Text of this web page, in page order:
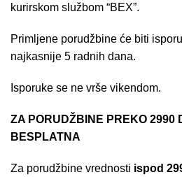
kurirskom službom “BEX”.
Primljene porudžbine će biti
najkasnije 5 radnih dana.
Isporuke se ne vrše vikendom.
ZA PORUDŽBINE PREKO 2990
BESPLATNA
Za porudžbine vrednosti ispod